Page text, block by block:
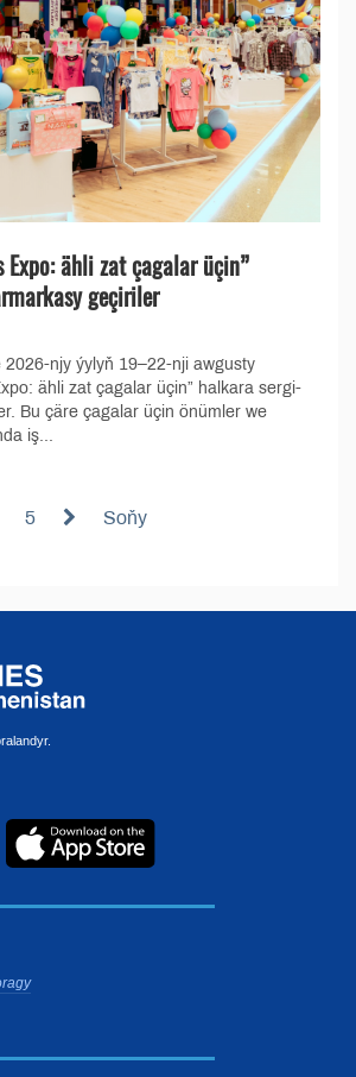
Expo: ähli zat çagalar üçin”
geçiriler
njy ýylyň 19–22-nji awgusty
ähli zat çagalar üçin” halkara sergi-
Bu çäre çagalar üçin önümler we
iş...
5 Soňy